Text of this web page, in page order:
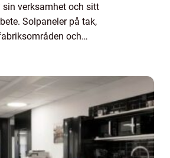
sin verksamhet och sitt
Solpaneler på tak,
och